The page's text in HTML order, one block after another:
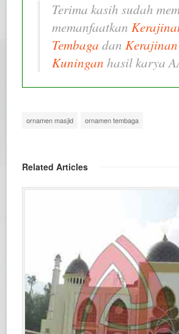
Terima kasih sudah
memanfaatkan
Tembaga dan
Kuningan hasil karya
ornamen masjid ornamen tembaga
Related Articles